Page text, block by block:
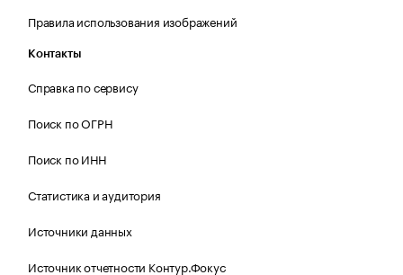
Правила использования изображений
Контакты
Справка по сервису
Поиск по ОГРН
Поиск по ИНН
Статистика и аудитория
Источники данных
Источник отчетности Контур.Фокус